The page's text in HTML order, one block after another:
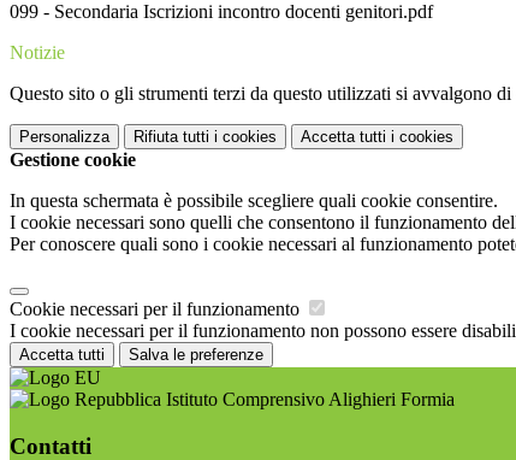
099 - Secondaria Iscrizioni incontro docenti genitori.pdf
Notizie
Questo sito o gli strumenti terzi da questo utilizzati si avvalgono
Personalizza Rifiuta tutti i cookies Accetta tutti i cookies
Gestione cookie
In questa schermata è possibile scegliere quali cookie consentire.
I cookie necessari sono quelli che consentono il funzionamento
Per conoscere quali sono i cookie necessari al funzionamento
Cookie necessari per il funzionamento
I cookie necessari per il funzionamento non possono essere
Accetta tutti Salva le preferenze
Istituto Comprensivo Alighieri Formia
Contatti